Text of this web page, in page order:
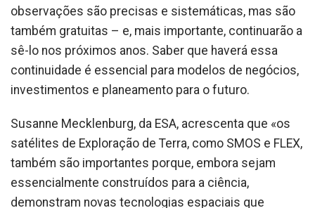
observações são precisas e sistemáticas, mas são
também gratuitas – e, mais importante, continuarão a
sê-lo nos próximos anos. Saber que haverá essa
continuidade é essencial para modelos de negócios,
investimentos e planeamento para o futuro.
Susanne Mecklenburg, da ESA, acrescenta que «os
satélites de Exploração de Terra, como SMOS e FLEX,
também são importantes porque, embora sejam
essencialmente construídos para a ciência,
demonstram novas tecnologias espaciais que